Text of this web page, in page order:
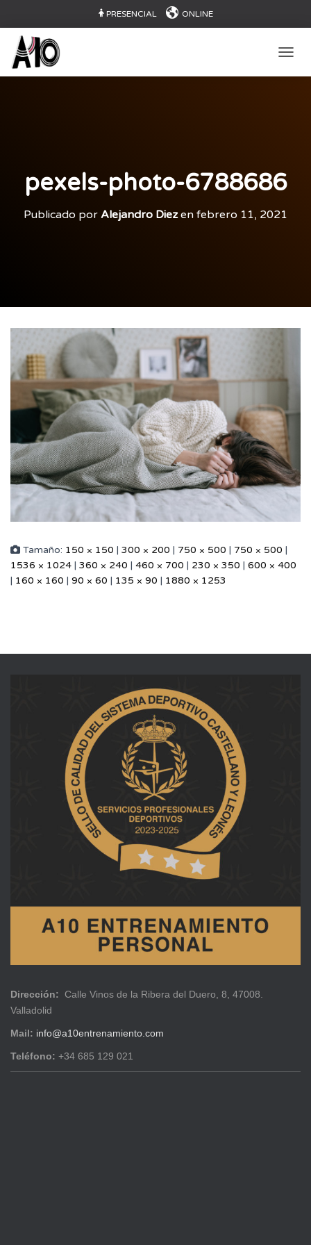
PRESENCIAL ONLINE
pexels-photo-6788686
Publicado por Alejandro Diezen febrero 11, 2021
Tamaño: 150 × 150 | 300 × 200 | 750 × 500 | 750 × 500 |
1536 × 1024 | 360 × 240 | 460 × 700 | 230 × 350 | 600 × 400
| 160 × 160 | 90 × 60 | 135 × 90 | 1880 × 1253
Dirección: Calle Vinos de la Ribera del Duero, 8, 47008.
Valladolid
Mail: info@a10entrenamiento.com
Teléfono: +34 685 129 021